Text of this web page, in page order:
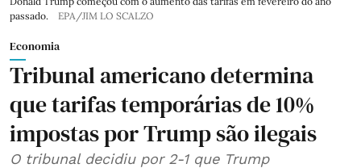
passado.
EPA/JIM LO SCALZO
Economia
Tribunal americano determina
que tarifas temporárias de 10%
impostas por Trump são ilegais
O tribunal decidiu por 2-1 que Trump